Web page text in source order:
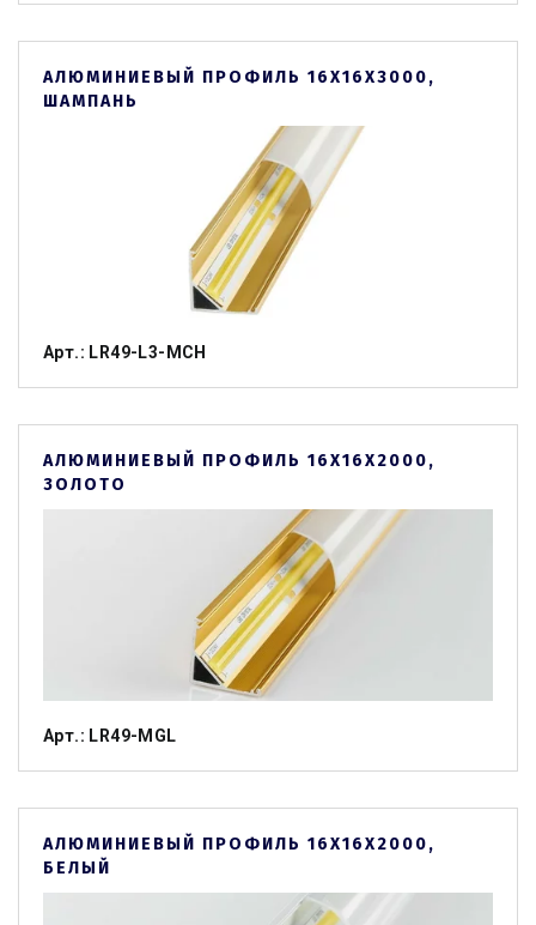
АЛЮМИНИЕВЫЙ ПРОФИЛЬ 16Х16Х3000,
ШАМПАНЬ
Арт.: LR49-L3-MCH
АЛЮМИНИЕВЫЙ ПРОФИЛЬ 16Х16Х2000,
ЗОЛОТО
Арт.: LR49-MGL
АЛЮМИНИЕВЫЙ ПРОФИЛЬ 16Х16Х2000,
БЕЛЫЙ